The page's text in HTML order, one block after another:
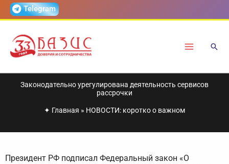
ПерейтиTelegram
Законодательно урегулирована деятельность сервисов
рассрочки
✦ Главная » НОВОСТИ: коротко о важном
Президент РФ подписал Федеральный закон «О